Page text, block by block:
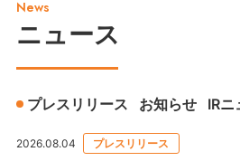
News
ニュース
プレスリリース お知らせ IRニ
2026.08.04 プレスリリース